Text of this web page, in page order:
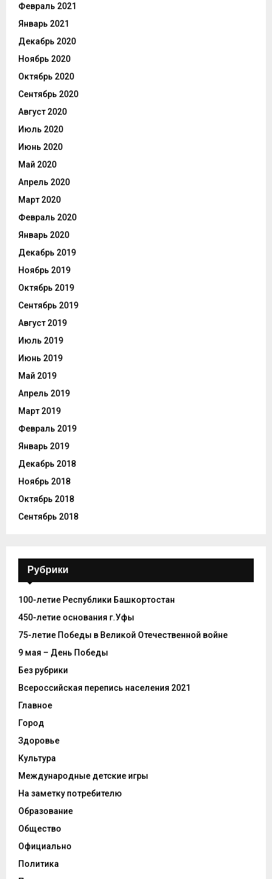
Февраль 2021
Январь 2021
Декабрь 2020
Ноябрь 2020
Октябрь 2020
Сентябрь 2020
Август 2020
Июль 2020
Июнь 2020
Май 2020
Апрель 2020
Март 2020
Февраль 2020
Январь 2020
Декабрь 2019
Ноябрь 2019
Октябрь 2019
Сентябрь 2019
Август 2019
Июль 2019
Июнь 2019
Май 2019
Апрель 2019
Март 2019
Февраль 2019
Январь 2019
Декабрь 2018
Ноябрь 2018
Октябрь 2018
Сентябрь 2018
Рубрики
100-летие Республики Башкортостан
450-летие основания г.Уфы
75-летие Победы в Великой Отечественной войне
9 мая – День Победы
Без рубрики
Всероссийская перепись населения 2021
Главное
Город
Здоровье
Культура
Международные детские игры
На заметку потребителю
Образование
Общество
Официально
Политика